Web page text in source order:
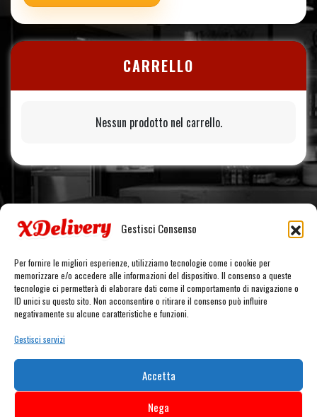
Gestisci Consenso
Per fornire le migliori esperienze, utilizziamo tecnologie come i cookie per
memorizzare e/o accedere alle informazioni del dispositivo. Il consenso a queste
tecnologie ci permetterà di elaborare dati come il comportamento di navigazione o
ID unici su questo sito. Non acconsentire o ritirare il consenso può influire
negativamente su alcune caratteristiche e funzioni.
Gestisci servizi
Accetta
Nega
CARRELLO
Nessun prodotto nel carrello.